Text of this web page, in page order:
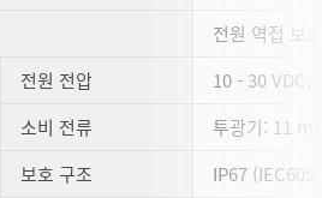
전원 역접 보
전원 전압
10 - 30 VDC,
소비 전류
투광기: 11
보호 구조
IP67